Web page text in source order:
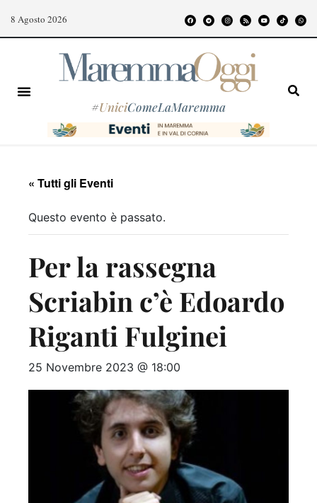
8 Agosto 2026
#UniciComeLaMaremma
« Tutti gli Eventi
Questo evento è passato.
Per la rassegna
Scriabin c’è Edoardo
Riganti Fulginei
25 Novembre 2023 @ 18:00